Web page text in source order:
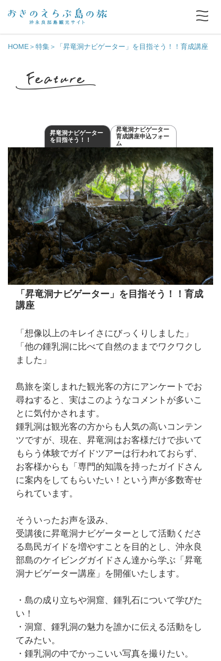
HOME 特集 「昇竜洞ナビゲーター」を目指そう！！育成講座
昇竜洞ナビゲーター
を目指そう！！
昇竜洞ナビゲーター
育成講座申込フォー
ム
「昇竜洞ナビゲーター」を目指そう！！育成
講座
「想像以上のキレイさにびっくりしました」
「他の鍾乳洞に比べて自然のままでワクワクし
ました」
島旅を楽しまれた観光客の方にアンケートでお
尋ねすると、実はこのようなコメントが多いこ
とに気付かされます。
鍾乳洞は観光客の方からも人気の高いコンテン
ツですが、現在、昇竜洞はお客様だけで歩いて
もらう体験でガイドツアーは行われておらず、
お客様からも「専門的知識を持ったガイドさん
に案内をしてもらいたい！という声が多数寄せ
られています。
そういったお声を汲み、
受講後に昇竜洞ナビゲーターとして活動くださ
る島民ガイドを増やすことを目的とし、沖永良
部島のケイビングガイドさん達から学ぶ「昇竜
洞ナビゲーター講座」を開催いたします。
・島の成り立ちや洞窟、鍾乳石について学びた
い！
・洞窟、鍾乳洞の魅力を誰かに伝える活動をし
てみたい。
・鍾乳洞の中でかっこいい写真を撮りたい。